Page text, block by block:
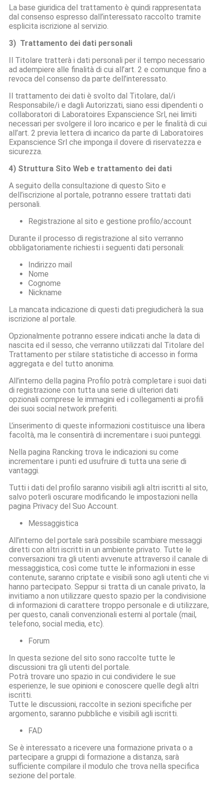
La base giuridica del trattamento è quindi rappresentata
dal consenso espresso dall’interessato raccolto tramite
esplicita iscrizione al servizio.
3) Trattamento dei dati personali
Il Titolare tratterà i dati personali per il tempo necessario
ad adempiere alle finalità di cui all’art. 2 e comunque fino a
revoca del consenso da parte dell’interessato.
Il trattamento dei dati è svolto dal Titolare, dal/i
Responsabile/i e dagli Autorizzati, siano essi dipendenti o
collaboratori di Laboratoires Expanscience Srl, nei limiti
necessari per svolgere il loro incarico e per le finalità di cui
all’art. 2 previa lettera di incarico da parte di Laboratoires
Expanscience Srl che imponga il dovere di riservatezza e
sicurezza.
4) Struttura Sito Web e trattamento dei dati
A seguito della consultazione di questo Sito e
dell’iscrizione al portale, potranno essere trattati dati
personali.
Registrazione al sito e gestione profilo/account
Durante il processo di registrazione al sito verranno
obbligatoriamente richiesti i seguenti dati personali:
Indirizzo mail
Nome
Cognome
Nickname
La mancata indicazione di questi dati pregiudicherà la sua
iscrizione al portale.
Opzionalmente potranno essere indicati anche la data di
nascita ed il sesso, che verranno utilizzati dal Titolare del
Trattamento per stilare statistiche di accesso in forma
aggregata e del tutto anonima.
All’interno della pagina Profilo potrà completare i suoi dati
di registrazione con tutta una serie di ulteriori dati
opzionali comprese le immagini ed i collegamenti ai profili
dei suoi social network preferiti.
L’inserimento di queste informazioni costituisce una libera
facoltà, ma le consentirà di incrementare i suoi punteggi.
Nella pagina Rancking trova le indicazioni su come
incrementare i punti ed usufruire di tutta una serie di
vantaggi.
Tutti i dati del profilo saranno visibili agli altri iscritti al sito,
salvo poterli oscurare modificando le impostazioni nella
pagina Privacy del Suo Account.
Messaggistica
All’interno del portale sarà possibile scambiare messaggi
diretti con altri iscritti in un ambiente privato. Tutte le
conversazioni tra gli utenti avvenute attraverso il canale di
messaggistica, così come tutte le informazioni in esse
contenute, saranno criptate e visibili sono agli utenti che vi
hanno partecipato. Seppur si tratta di un canale privato, la
invitiamo a non utilizzare questo spazio per la condivisione
di informazioni di carattere troppo personale e di utilizzare,
per questo, canali convenzionali esterni al portale (mail,
telefono, social media, etc).
Forum
In questa sezione del sito sono raccolte tutte le
discussioni tra gli utenti del portale.
Potrà trovare uno spazio in cui condividere le sue
esperienze, le sue opinioni e conoscere quelle degli altri
iscritti.
Tutte le discussioni, raccolte in sezioni specifiche per
argomento, saranno pubbliche e visibili agli iscritti.
FAD
Se è interessato a ricevere una formazione privata o a
partecipare a gruppi di formazione a distanza, sarà
sufficiente compilare il modulo che trova nella specifica
sezione del portale.